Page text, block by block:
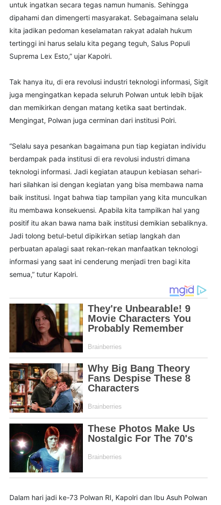
untuk ingatkan secara tegas namun humanis. Sehingga
dipahami dan dimengerti masyarakat. Sebagaimana selalu
kita jadikan pedoman keselamatan rakyat adalah hukum
tertinggi ini harus selalu kita pegang teguh, Salus Populi
Suprema Lex Esto,” ujar Kapolri.
Tak hanya itu, di era revolusi industri teknologi informasi, Sigit
juga mengingatkan kepada seluruh Polwan untuk lebih bijak
dan memikirkan dengan matang ketika saat bertindak.
Mengingat, Polwan juga cerminan dari institusi Polri.
“Selalu saya pesankan bagaimana pun tiap kegiatan individu
berdampak pada institusi di era revolusi industri dimana
teknologi informasi. Jadi kegiatan ataupun kebiasan sehari-
hari silahkan isi dengan kegiatan yang bisa membawa nama
baik institusi. Ingat bahwa tiap tampilan yang kita munculkan
itu membawa konsekuensi. Apabila kita tampilkan hal yang
positif itu akan bawa nama baik institusi demikian sebaliknya.
Jadi tolong betul-betul dipikirkan setiap langkah dan
perbuatan apalagi saat rekan-rekan manfaatkan teknologi
informasi yang saat ini cenderung menjadi tren bagi kita
semua,” tutur Kapolri.
Dalam hari jadi ke-73 Polwan RI, Kapolri dan Ibu Asuh Polwan